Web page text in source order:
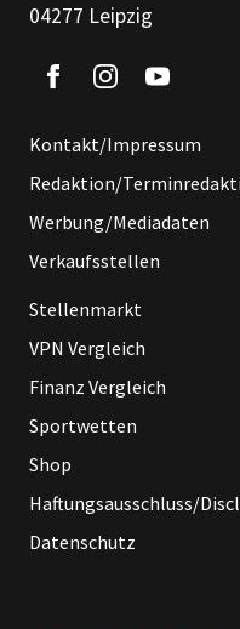
04277 Leipzig
Kontakt/Impressum
Redaktion/
Werbung/Mediadaten
Verkaufsstellen
Stellenmarkt
VPN Vergleich
Finanz Vergleich
Sportwetten
Shop
Haftungsausschluss/
Datenschutz